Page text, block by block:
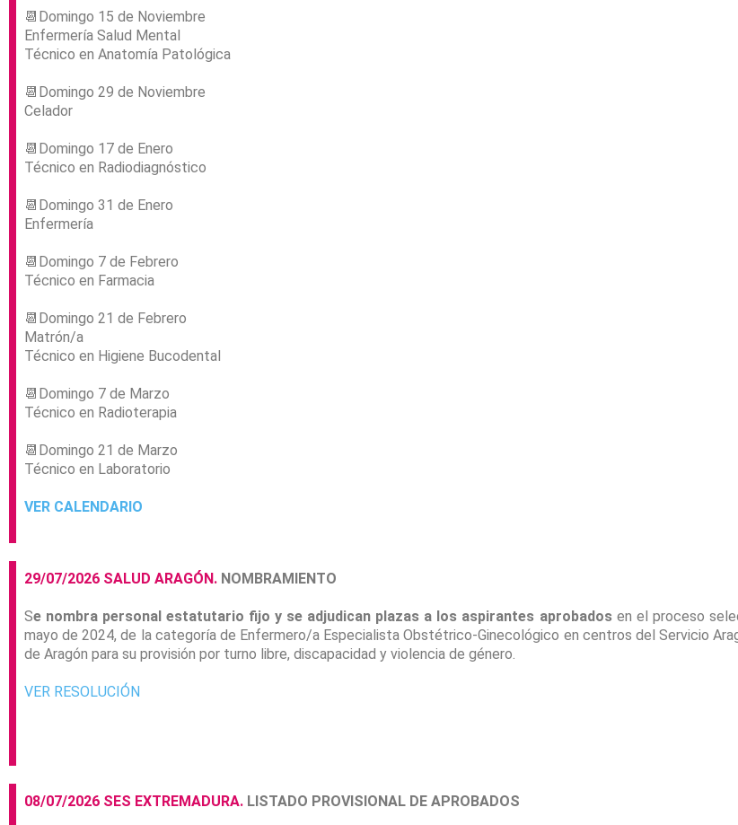
📆Domingo 15 de Noviembre
Enfermería Salud Mental
Técnico en Anatomía Patológica
📆Domingo 29 de Noviembre
Celador
📆Domingo 17 de Enero
Técnico en Radiodiagnóstico
📆Domingo 31 de Enero
Enfermería
📆Domingo 7 de Febrero
Técnico en Farmacia
📆Domingo 21 de Febrero
Matrón/a
Técnico en Higiene Bucodental
📆Domingo 7 de Marzo
Técnico en Radioterapia
📆Domingo 21 de Marzo
Técnico en Laboratorio
VER CALENDARIO
29/07/2026 SALUD ARAGÓN. NOMBRAMIENTO
Se nombra personal estatutario fijo y se adjudican plazas a los aspirantes aprobados en el proceso
mayo de 2024, de la categoría de Enfermero/a Especialista Obstétrico-Ginecológico en centros del Servicio
de Aragón para su provisión por turno libre, discapacidad y violencia de género.
VER RESOLUCIÓN
08/07/2026 SES EXTREMADURA. LISTADO PROVISIONAL DE APROBADOS